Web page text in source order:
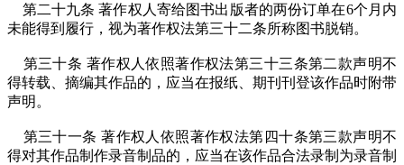
第二十九条 著作权人寄给图书出版者的两份订单在6个月内
未能得到履行，视为著作权法第三十二条所称图书脱销。
第三十条 著作权人依照著作权法第三十三条第二款声明不
得转载、摘编其作品的，应当在报纸、期刊刊登该作品时附带
声明。
第三十一条 著作权人依照著作权法第四十条第三款声明不
得对其作品制作录音制品的，应当在该作品合法录制为录音制